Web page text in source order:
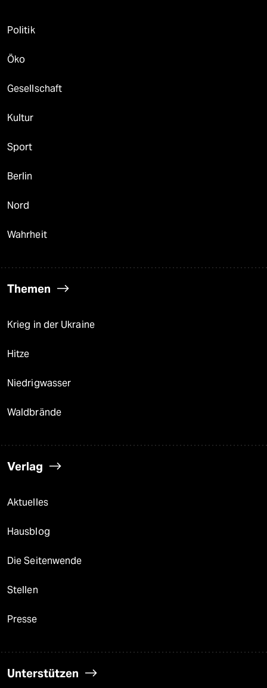
Politik
Öko
Gesellschaft
Kultur
Sport
Berlin
Nord
Wahrheit
Themen
Krieg in der Ukraine
Hitze
Niedrigwasser
Waldbrände
Verlag
Aktuelles
Hausblog
Die Seitenwende
Stellen
Presse
Unterstützen